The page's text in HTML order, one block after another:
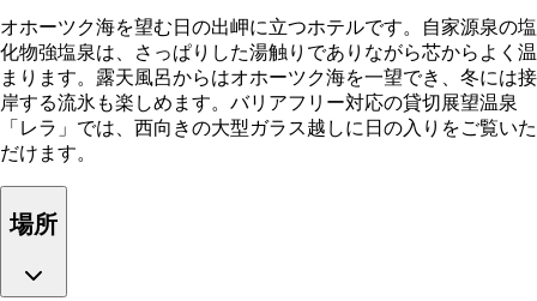
オホーツク海を望む日の出岬に立つホテルです。自家源泉の塩
化物強塩泉は、さっぱりした湯触りでありながら芯からよく温
まります。露天風呂からはオホーツク海を一望でき、冬には接
岸する流氷も楽しめます。バリアフリー対応の貸切展望温泉
「レラ」では、西向きの大型ガラス越しに日の入りをご覧いた
だけます。
場所